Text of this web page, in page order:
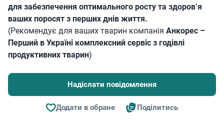
для забезпечення оптимального росту та здоров’я
ваших поросят з перших днів життя.
(Рекомендує для ваших тварин компанія Анкорес –
Перший в Україні комплексний сервіс з годівлі
продуктивних тварин)
Надіслати повідомлення
Додати в обране Поділитись